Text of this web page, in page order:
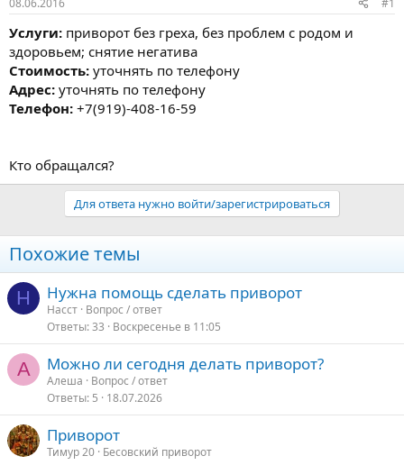
ы
Услуги: приворот без греха, без проблем с родом и
здоровьем; снятие негатива
Стоимость: уточнять по телефону
Адрес: уточнять по телефону
Телефон: +7(919)-408-16-59
Кто обращался?
Для ответа нужно войти/зарегистрироваться
Похожие темы
Н Нужна помощь сделать приворот
Насст Вопрос / ответ
Ответы 33 Воскресенье в 11:05
А Можно ли сегодня делать приворот?
Алеша
Вопрос / ответ
Ответы 5 18.07.2026
Приворот
Тимур 20 Бесовский приворот